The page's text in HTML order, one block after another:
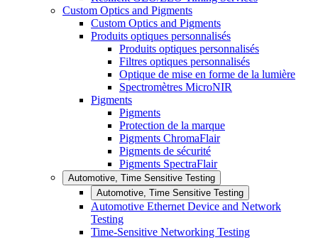
Custom Optics and Pigments
Custom Optics and Pigments
Produits optiques personnalisés
Produits optiques personnalisés
Filtres optiques personnalisés
Optique de mise en forme de la lumière
Spectromètres MicroNIR
Pigments
Pigments
Protection de la marque
Pigments ChromaFlair
Pigments de sécurité
Pigments SpectraFlair
Automotive, Time Sensitive Testing
Automotive, Time Sensitive Testing
Automotive Ethernet Device and Network
Testing
Time-Sensitive Networking Testing